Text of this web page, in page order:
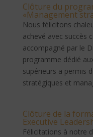
Clôture du
«Management
Nous félicitons
achevé avec succès
accompagné par le
programme dédié
supérieurs a permis
stratégiques et
Clôture de la
Executive
Félicitations à notre